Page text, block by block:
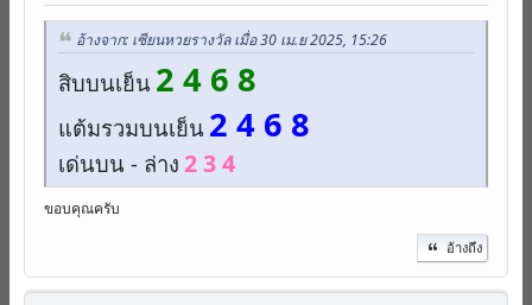
อ้างจาก: เซียนหวยรางวัล เมื่อ 30 เม.ย 2025, 15:26
สิบบนเย็น 2 4 6 8
แต้มรวมบนเย็น 2 4 6 8
เด่นบน - ล่าง 2 3 4
ขอบคุณครับ
อ้างถึง